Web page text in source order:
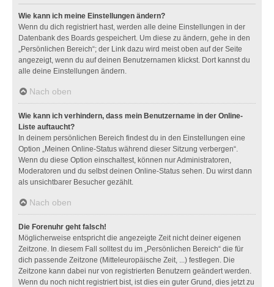
Wie kann ich meine Einstellungen ändern?
Wenn du dich registriert hast, werden alle deine Einstellungen in der
Datenbank des Boards gespeichert. Um diese zu ändern, gehe in den
„Persönlichen Bereich“; der Link dazu wird meist oben auf der Seite
angezeigt, wenn du auf deinen Benutzernamen klickst. Dort kannst du
alle deine Einstellungen ändern.
Nach oben
Wie kann ich verhindern, dass mein Benutzername in der Online-
Liste auftaucht?
In deinem persönlichen Bereich findest du in den Einstellungen eine
Option „Meinen Online-Status während dieser Sitzung verbergen“.
Wenn du diese Option einschaltest, können nur Administratoren,
Moderatoren und du selbst deinen Online-Status sehen. Du wirst dann
als unsichtbarer Besucher gezählt.
Nach oben
Die Forenuhr geht falsch!
Möglicherweise entspricht die angezeigte Zeit nicht deiner eigenen
Zeitzone. In diesem Fall solltest du im „Persönlichen Bereich“ die für
dich passende Zeitzone (Mitteleuropäische Zeit, ...) festlegen. Die
Zeitzone kann dabei nur von registrierten Benutzern geändert werden.
Wenn du noch nicht registriert bist, ist dies ein guter Grund, dies jetzt zu